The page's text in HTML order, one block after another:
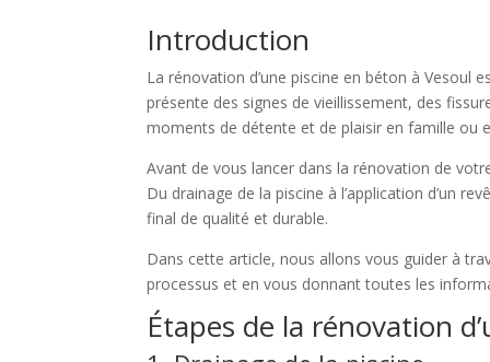
Introduction
La rénovation d’une piscine en béton à Vesoul
présente des signes de vieillissement, des
moments de détente et de plaisir en famille ou
Avant de vous lancer dans la rénovation de
Du drainage de la piscine à l’application d’un
final de qualité et durable.
Dans cette article, nous allons vous guider à
processus et en vous donnant toutes les
Étapes de la rénovation